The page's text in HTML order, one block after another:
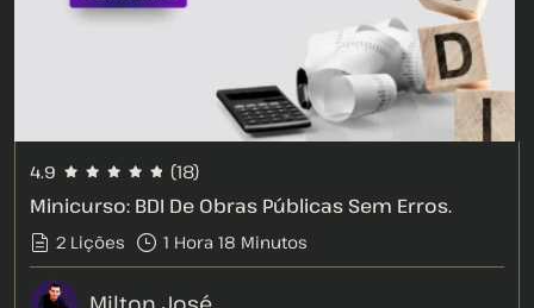
4.9 (18)
Minicurso: BDI De Obras Públicas Sem Erros.
2 Lições 1 Hora 18 Minutos